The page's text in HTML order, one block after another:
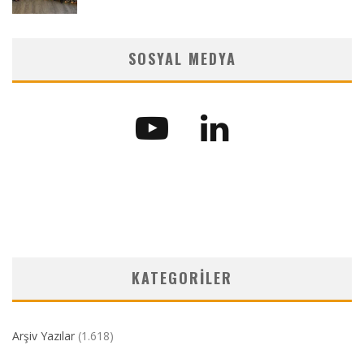
SOSYAL MEDYA
KATEGORILER
Arşiv Yazılar (1.618)